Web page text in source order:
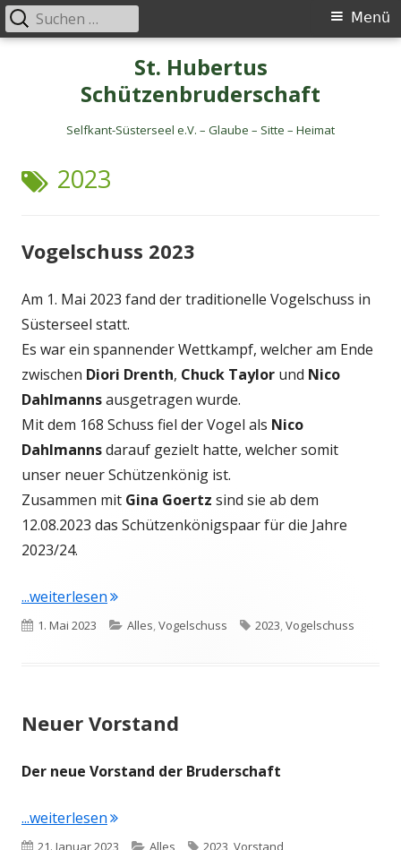
St. Hubertus
Schützenbruderschaft
Selfkant-Süsterseel e.V. – Glaube – Sitte – Heimat
Primäres
Menü
Suche
nach:
SCHLAGWORT:
2023
Vogelschuss 2023
Am 1. Mai 2023 fand der traditionelle Vogelschuss in
Süsterseel statt.
Es war ein spannender Wettkampf, welcher am Ende
zwischen Diori Drenth, Chuck Taylor und Nico
Dahlmannsausgetragen wurde.
Mit dem 168 Schuss fiel der Vogel als Nico
Dahlmannsdarauf gezielt hatte, welcher somit
unser neuer Schützenkönig ist.
Zusammen mit Gina Goertz sind sie ab dem
12.08.2023 das Schützenkönigspaar für die Jahre
2023/24.
...weiterlesen"Vogelschuss 2023"
Veröffentlicht
1. Mai 2023 Kategorien
Alles,Vogelschuss Schlagwörter
2023,Vogelschuss
Neuer Vorstand
Der neue Vorstand der Bruderschaft
...weiterlesen"Neuer Vorstand"
Veröffentlicht
21. Januar 2023 Kategorien
Alles Schlagwörter
2023,Vorstand